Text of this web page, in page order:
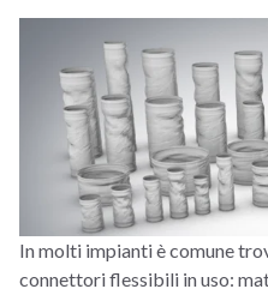
In molti impianti è comune
connettori flessibili in uso: